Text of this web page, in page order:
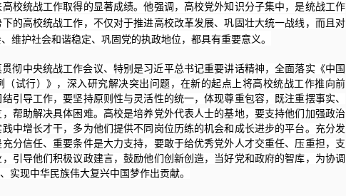
校统战工作取得的显著成绩。他强调，高校党外知识分子集中，是统战工作
的高校统战工作，不仅对于推进高校改革发展、巩固壮大统一战线，而且对
维护社会和谐稳定、巩固党的执政地位，都具有重要意义。
彻中央统战工作会议、特别是习近平总书记重要讲话精神，全面落实《中国
（试行）》，深入研究解决突出问题，在新的起点上将高校统战工作推向前
引导工作，要坚持原则性与灵活性的统一，体现尊重包容，既注重摆事实、
帮助解决具体困难。高校是培养党外代表人士的基地，要支持他们加强政治
中增长才干，多为他们提供不同岗位历练的机会和成长进步的平台。充分发
分信任、重要条件是大力支持，要敢于给优秀党外人才交重任、压重担，支
引导他们积极议政建言，鼓励他们创新创造，当好党和政府的智库，为协调
实现中华民族伟大复兴中国梦作出贡献。